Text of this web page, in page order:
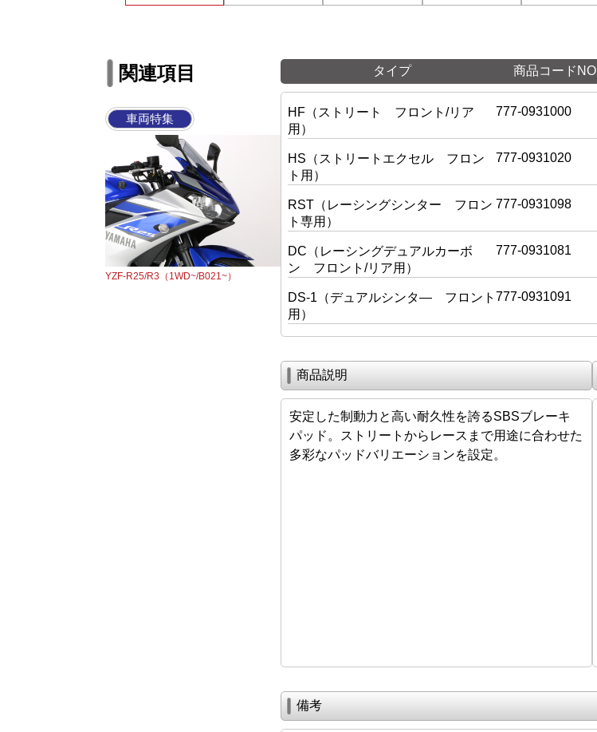
関連項目
車両特集
YZF-R25/R3（1WD~/B021~）
タイプ 商品コードNO
HF（ストリート フロント/リア
用）
777-0931000
HS（ストリートエクセル フロン
ト用）
777-0931020
RST（レーシングシンター フロン
ト専用）
777-0931098
DC（レーシングデュアルカーボ
ン フロント/リア用）
777-0931081
DS-1（デュアルシンタ― フロント
用）
777-0931091
商品説明
安定した制動力と高い耐久性を誇るSBSブレーキ
パッド。ストリートからレースまで用途に合わせた
多彩なパッドバリエーションを設定。
備考